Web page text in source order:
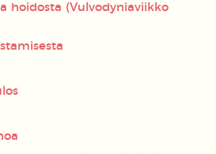
hoidosta (Vulvodyniaviikko